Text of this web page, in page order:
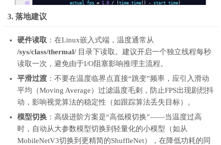
46
48
51
52
actual_fps = 1.0 / (time .time () - start_time)
if__name__== '__main__':
run_inference_loop()
3. 落地建议
硬件读取 ：在Linux嵌入式端，温度通常从
/sys/class/thermal/目录下读取。建议开启一个独立线程每秒
读取一次，避免由于I/O阻塞影响推理主流程。
平滑过渡 ：不要在温度临界点直接“跳变”频率，应引入滑动
平均（Moving Average）过滤温度毛刺，防止FPS出现剧烈抖
动，影响视觉算法的稳定性（如跟踪算法丢失目标）。
模型切换 ：高级进阶方案是“高低模切换”——当温度过高
时，自动从大参数模型切换到轻量化的小模型（如从
MobileNetV3切换到更精简的ShuffleNet），在降低功耗的同